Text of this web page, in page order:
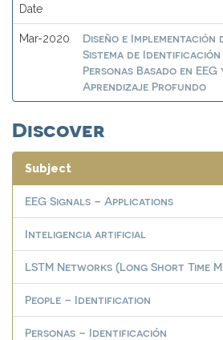
Date
Mar-2020
Diseño e Implementación
Sistema de Identificación
Personas Basado en EEG
Aprendizaje Profundo
Discover
Subject
EEG Signals – Applications
Inteligencia artificial
LSTM Networks (Long Short Time
People – Identification
Personas – Identificación